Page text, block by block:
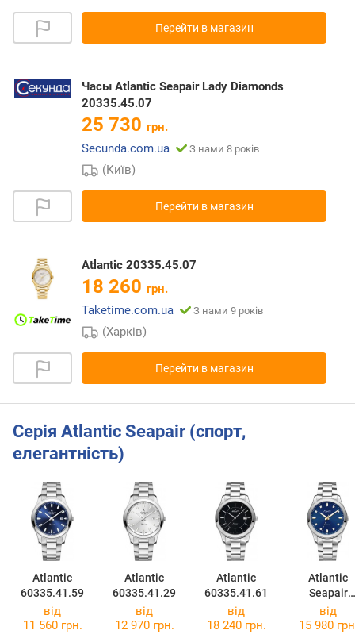
Перейти в магазин
Часы Atlantic Seapair Lady Diamonds
20335.45.07
25 730 грн.
Secunda.com.ua
З нами 8 років
(Київ)
Перейти в магазин
Atlantic 20335.45.07
18 260 грн.
Taketime.com.ua
З нами 9 років
(Харків)
Перейти в магазин
Серія Atlantic Seapair (спорт,
елегантність)
Atlantic
60335.41.59
Atlantic
60335.41.29
Atlantic
60335.41.61
Atlantic
Seapair
Diamonds
від
11 560 грн.
від
12 970 грн.
від
18 240 грн.
від
15 980